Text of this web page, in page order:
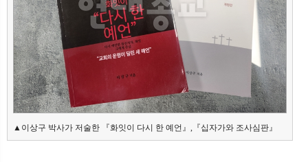
▲이상구 박사가 저술한 『화잇이 다시 한 예언』,『십자가와 조사심판』